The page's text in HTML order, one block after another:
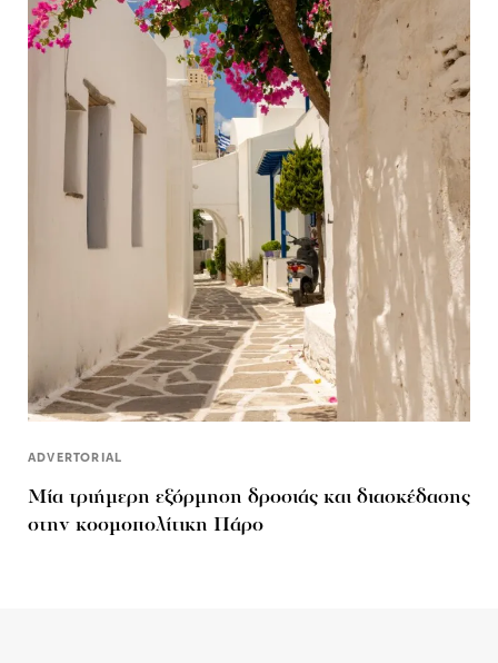
ADVERTORIAL
Μία τριήμερη εξόρμηση δροσιάς και διασκέδασης
στην κοσμοπολίτικη Πάρο